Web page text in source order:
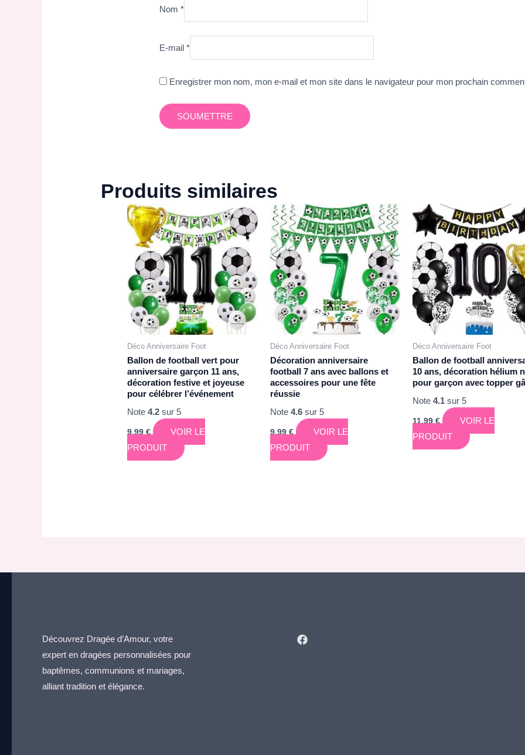
Nom*
E-mail*
Enregistrer mon nom, mon e-mail et mon site dans le navigateur pour mon prochain
Produits similaires
Déco Anniversaire Foot
Ballon de football vert pour
anniversaire garçon 11 ans,
décoration festive et joyeuse
pour célébrer l’événement
Note4.2 sur 5
9,99€
VOIR LE
PRODUIT
Déco Anniversaire Foot
Décoration anniversaire
football 7 ans avec ballons et
accessoires pour une fête
réussie
Note 4.6sur 5
9,99€
VOIR LE
PRODUIT
Déco Anniversaire Foot
Ballon de football
10 ans, décoration hélium
pour garçon avec topper
Note4.1 sur 5
11,99€
VOIR LE
PRODUIT
Découvrez Dragée d’Amour, votre
expert en dragées personnalisées pour
baptêmes, communions et mariages,
alliant tradition et élégance.